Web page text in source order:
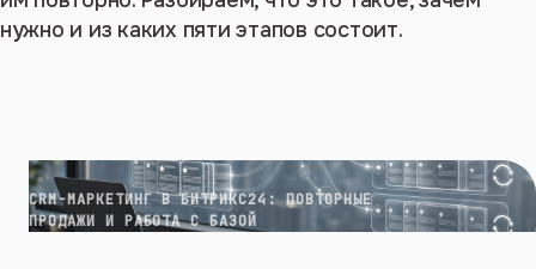
нужно и из каких пяти этапов состоит.
CRM-МАРКЕТИНГ В БИТРИКС24: ПОВТОРНЫЕ
ПРОДАЖИ И РАБОТА С БАЗОЙ